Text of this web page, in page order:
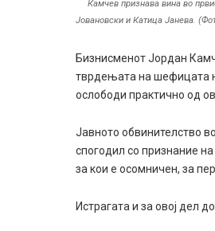
Камчев признава вина во
Јовановски и Катица Јанева.
Бизнисменот Јордан
тврдењата на шефицата
ослободи практично од
Јавното обвинителство
спогодил со признание
за кои е осомничен, за
Истрагата и за овој дел